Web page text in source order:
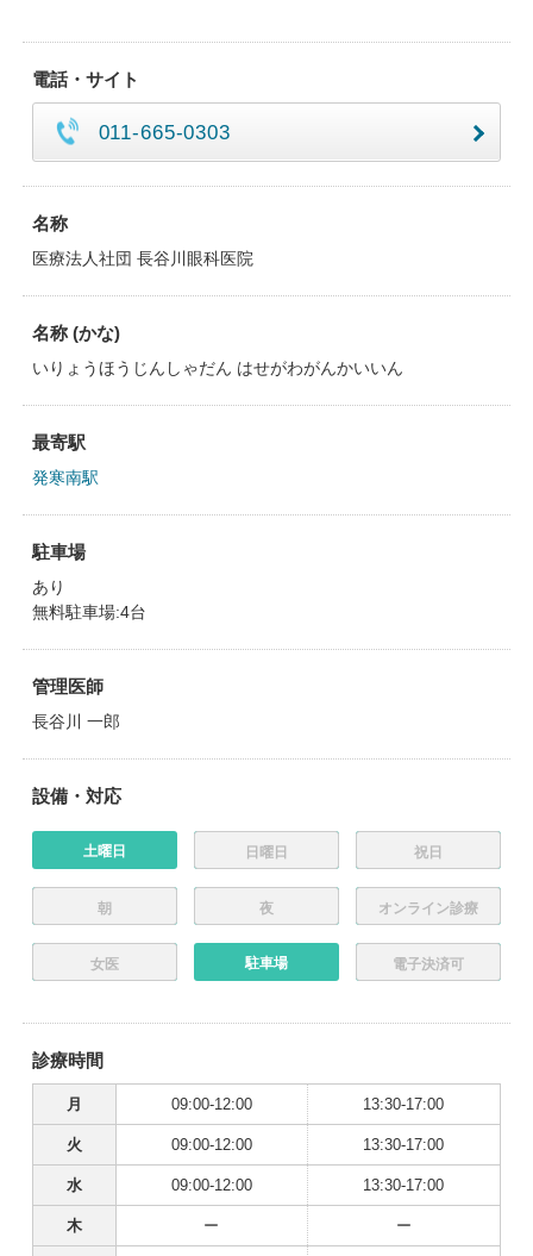
電話・サイト
011-665-0303
名称
医療法人社団 長谷川眼科医院
名称 (かな)
いりょうほうじんしゃだん はせがわがんかいいん
最寄駅
発寒南駅
駐車場
あり
無料駐車場:4台
管理医師
長谷川 一郎
設備・対応
土曜日 日曜日 祝日
朝 夜 オンライン診療
女医 駐車場 電子決済可
診療時間
月 09:00-12:00 13:30-17:00
火 09:00-12:00 13:30-17:00
水 09:00-12:00 13:30-17:00
木 ー ー